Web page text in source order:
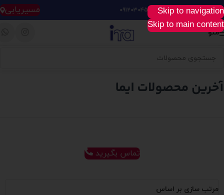
Skip to navigation
Skip to main content
خرید آسان، سریع و راحت : ۰۹۱۲۰۳۰۴۵۲۸ مسیریابی
منو
تماس بگیرید
مرتب سازی بر اساس